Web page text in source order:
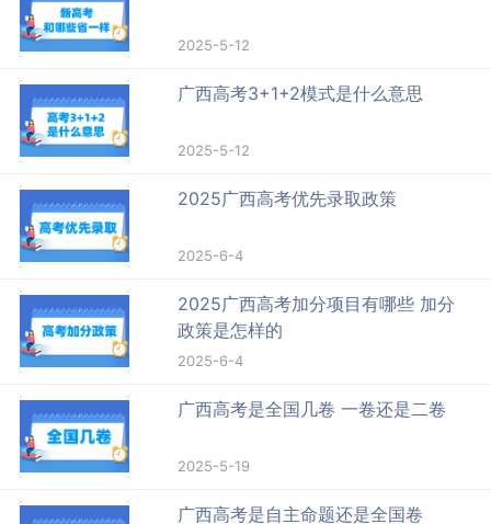
2025-5-12
广西高考3+1+2模式是什么意思
2025-5-12
2025广西高考优先录取政策
2025-6-4
2025广西高考加分项目有哪些 加分
政策是怎样的
2025-6-4
广西高考是全国几卷 一卷还是二卷
2025-5-19
广西高考是自主命题还是全国卷